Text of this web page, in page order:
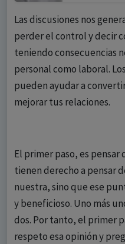
Las discusiones nos
perder el control y decir
teniendo consecuencias
personal como laboral.
pueden ayudar a
mejorar tus relaciones.
El primer paso, es pensar
tienen derecho a pensar
nuestra, sino que ese
y beneficioso. Uno más
dos. Por tanto, el primer
respeto esa opinión y